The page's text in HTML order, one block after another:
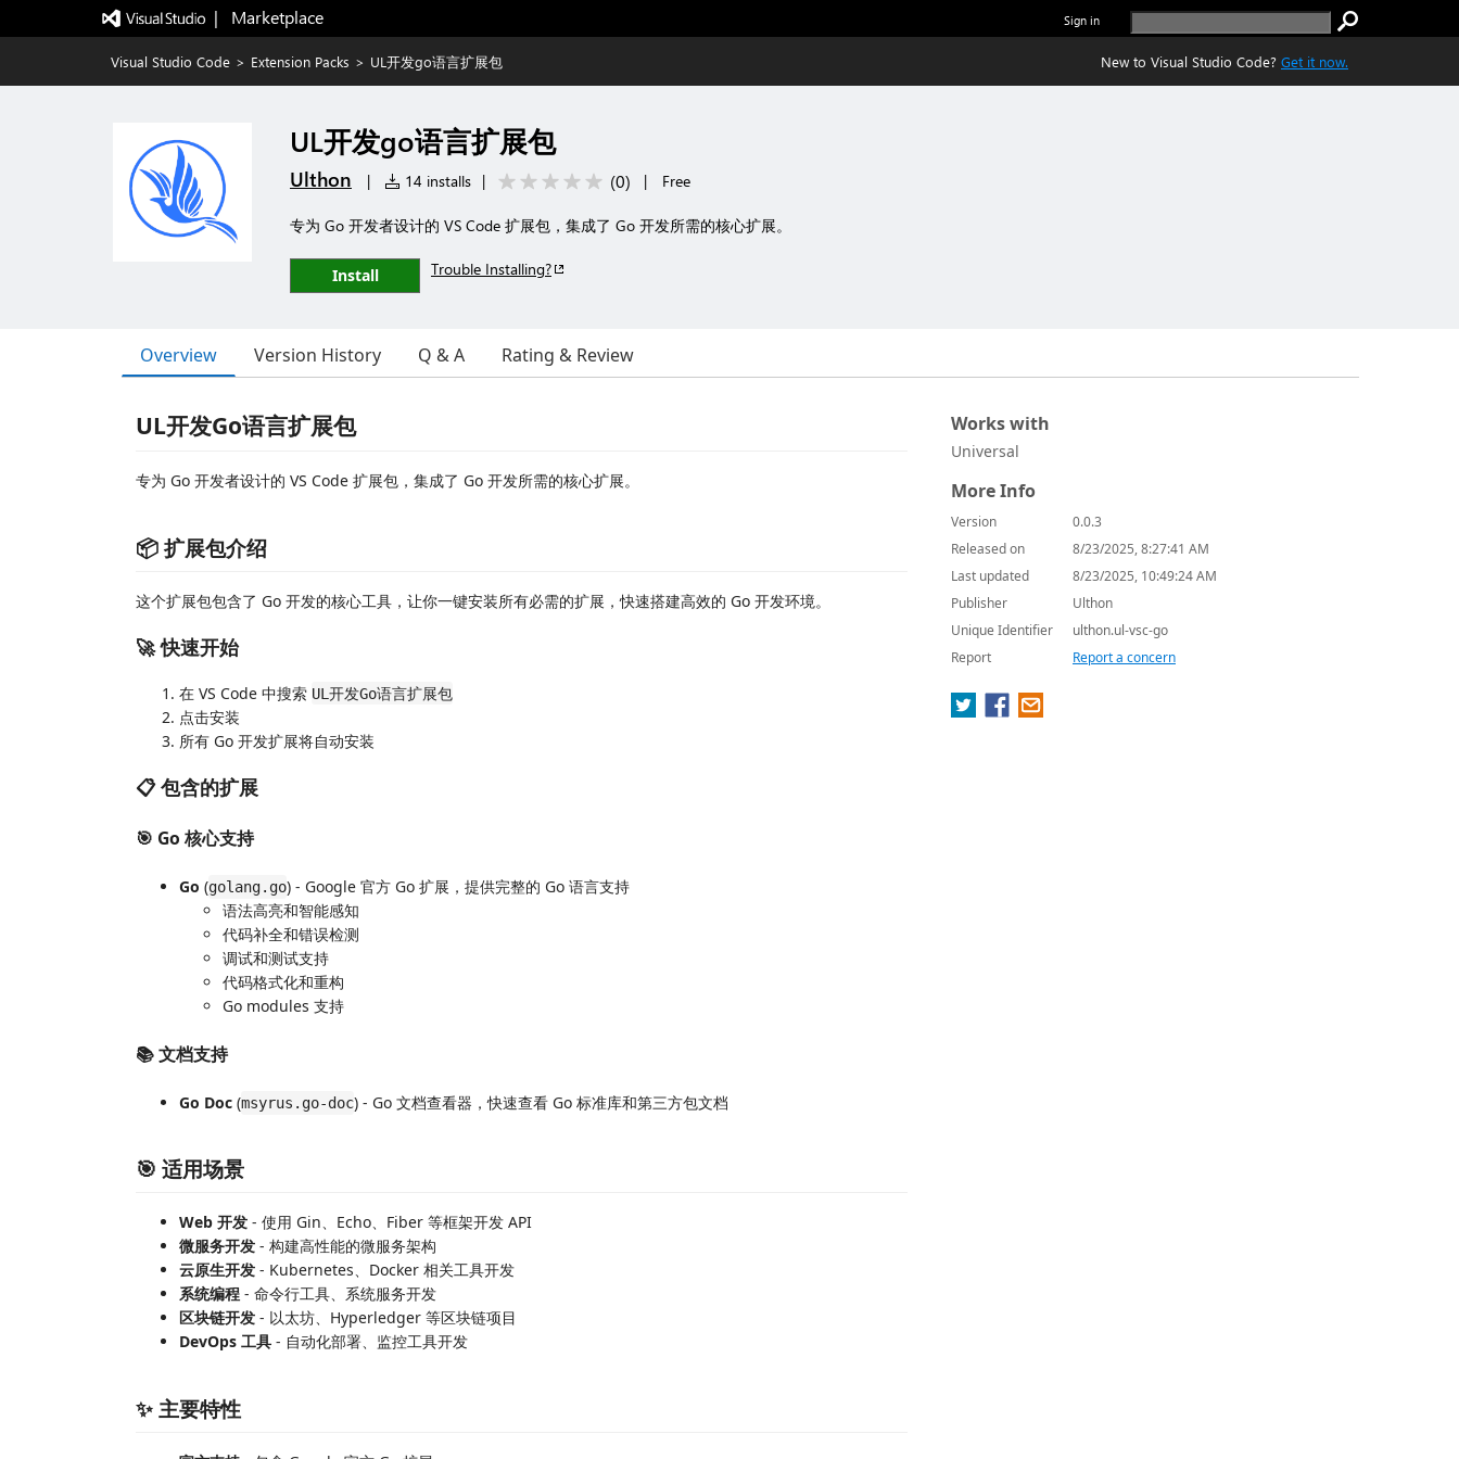
|   Marketplace Sign in
Visual Studio Code > Extension Packs > UL开发go语言扩展包 New to Visual Studio Code? Get it now.
UL开发go语言扩展包
Ulthon | 14 installs | (0) | Free
专为 Go 开发者设计的 VS Code 扩展包，集成了 Go 开发所需的核心扩展。
Install Trouble Installing?
Overview Version History Q & A Rating & Review
UL开发Go语言扩展包
专为 Go 开发者设计的 VS Code 扩展包，集成了 Go 开发所需的核心扩展。
📦 扩展包介绍
这个扩展包包含了 Go 开发的核心工具，让你一键安装所有必需的扩展，快速搭建高效的 Go 开发环境。
🚀 快速开始
在 VS Code 中搜索 UL开发Go语言扩展包
点击安装
所有 Go 开发扩展将自动安装
📋 包含的扩展
🎯 Go 核心支持
Go (golang.go) - Google 官方 Go 扩展，提供完整的 Go 语言支持
语法高亮和智能感知
代码补全和错误检测
调试和测试支持
代码格式化和重构
Go modules 支持
📚 文档支持
Go Doc (msyrus.go-doc) - Go 文档查看器，快速查看 Go 标准库和第三方包文档
🎯 适用场景
Web 开发 - 使用 Gin、Echo、Fiber 等框架开发 API
微服务开发 - 构建高性能的微服务架构
云原生开发 - Kubernetes、Docker 相关工具开发
系统编程 - 命令行工具、系统服务开发
区块链开发 - 以太坊、Hyperledger 等区块链项目
DevOps 工具 - 自动化部署、监控工具开发
✨ 主要特性
Works with
Universal
More Info
Version
0.0.3
Released on
8/23/2025, 8:27:41 AM
Last updated
8/23/2025, 10:49:24 AM
Publisher
Ulthon
Unique Identifier
ulthon.ul-vsc-go
Report
Report a concern